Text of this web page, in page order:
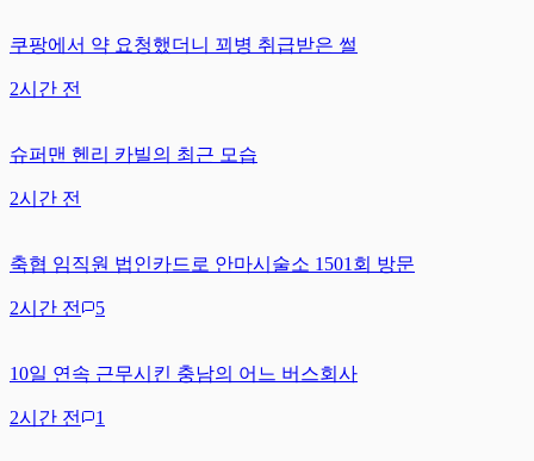
쿠팡에서 약 요청했더니 꾀병 취급받은 썰
2시간 전
슈퍼맨 헨리 카빌의 최근 모습
2시간 전
축협 임직원 법인카드로 안마시술소 1501회 방문
2시간 전 5
10일 연속 근무시킨 충남의 어느 버스회사
2시간 전 1